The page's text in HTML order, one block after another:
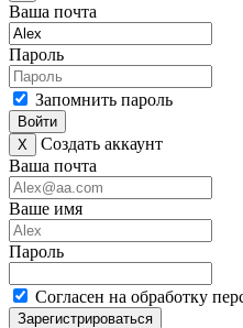
Ваша почта
Пароль
Запомнить пароль
Войти
X
Создать аккаунт
Ваша почта
Ваше имя
Пароль
Согласен на обработку
Зарегистрироваться